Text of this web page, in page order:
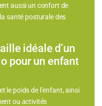
aussi un confort de
santé posturale des
idéale d’un
pour un enfant
le poids de l’enfant, ainsi
ou activités